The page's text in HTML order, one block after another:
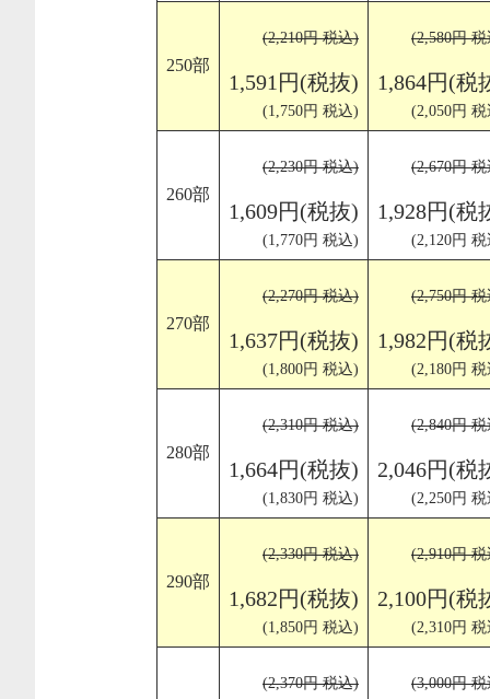
250部
(2,210円 税込)
1,591円(税抜)
(1,750円 税込)
(2,580円
1,864円(税
(2,050円
260部
(2,230円 税込)
1,609円(税抜)
(1,770円 税込)
(2,670円
1,928円(税
(2,120円
270部
(2,270円 税込)
1,637円(税抜)
(1,800円 税込)
(2,750円
1,982円(税
(2,180円
280部
(2,310円 税込)
1,664円(税抜)
(1,830円 税込)
(2,840円
2,046円(税
(2,250円
290部
(2,330円 税込)
1,682円(税抜)
(1,850円 税込)
(2,910円
2,100円(税
(2,310円
(2,370円 税込) (3,000円